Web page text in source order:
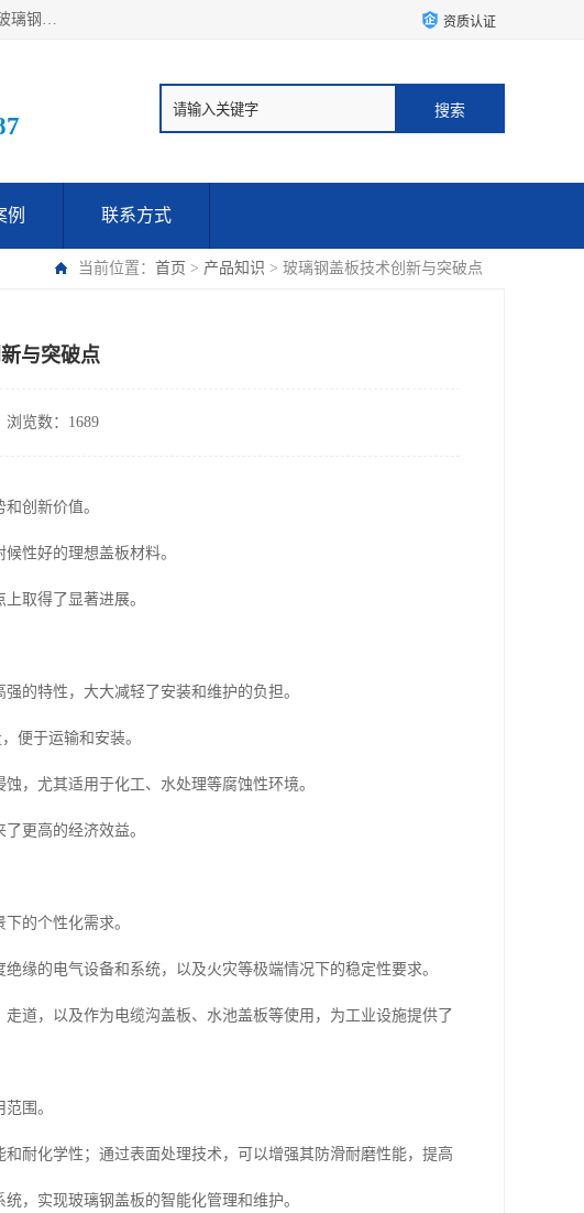
江阴市翔鼎复合材料有限公司,位于美丽富饶的中国经济百强县第一县级市的-江苏省江阴市，是一家专精于玻璃钢格栅、玻璃钢新材料,镀锌钢格板，机械设备生产制造及研发的科技型企业；公司产品已销往了世界多个国家和地区，公司人决心加倍努力愿与广大社会同仁精诚合作共创辉煌！ 资质认证
例 联系方式
当前位置： 首页 > 产品知识 > 玻璃钢盖板技术创新与突破点
与突破点
浏览数：1689
创新价值。
性好的理想盖板材料。
取得了显著进展。
的特性，大大减轻了安装和维护的负担。
便于运输和安装。
，尤其适用于化工、水处理等腐蚀性环境。
更高的经济效益。
的个性化需求。
缘的电气设备和系统，以及火灾等极端情况下的稳定性要求。
道，以及作为电缆沟盖板、水池盖板等使用，为工业设施提供了
围。
耐化学性；通过表面处理技术，可以增强其防滑耐磨性能，提高
，实现玻璃钢盖板的智能化管理和维护。